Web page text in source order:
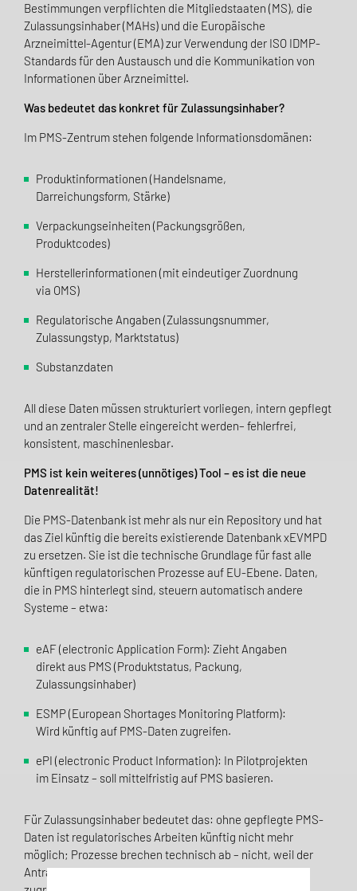
Bestimmungen verpflichten die Mitgliedstaaten (MS), die
Zulassungsinhaber (MAHs) und die Europäische
Arzneimittel-Agentur (EMA) zur Verwendung der ISO IDMP-
Standards für den Austausch und die Kommunikation von
Informationen über Arzneimittel.
Was bedeutet das konkret für Zulassungsinhaber?
Im PMS-Zentrum stehen folgende Informationsdomänen:
Produktinformationen (Handelsname,
Darreichungsform, Stärke)
Verpackungseinheiten (Packungsgrößen,
Produktcodes)
Herstellerinformationen (mit eindeutiger Zuordnung
via OMS)
Regulatorische Angaben (Zulassungsnummer,
Zulassungstyp, Marktstatus)
Substanzdaten
All diese Daten müssen strukturiert vorliegen, intern gepflegt
und an zentraler Stelle eingereicht werden– fehlerfrei,
konsistent, maschinenlesbar.
PMS ist kein weiteres (unnötiges) Tool – es ist die neue
Datenrealität!
Die PMS-Datenbank ist mehr als nur ein Repository und hat
das Ziel künftig die bereits existierende Datenbank xEVMPD
zu ersetzen. Sie ist die technische Grundlage für fast alle
künftigen regulatorischen Prozesse auf EU-Ebene. Daten,
die in PMS hinterlegt sind, steuern automatisch andere
Systeme – etwa:
eAF (electronic Application Form): Zieht Angaben
direkt aus PMS (Produktstatus, Packung,
Zulassungsinhaber)
ESMP (European Shortages Monitoring Platform):
Wird künftig auf PMS-Daten zugreifen.
ePI (electronic Product Information): In Pilotprojekten
im Einsatz – soll mittelfristig auf PMS basieren.
Für Zulassungsinhaber bedeutet das: ohne gepflegte PMS-
Daten ist regulatorisches Arbeiten künftig nicht mehr
möglich; Prozesse brechen technisch ab – nicht, weil der
Antrag inhaltlich fehlerhaft ist, sondern weil die